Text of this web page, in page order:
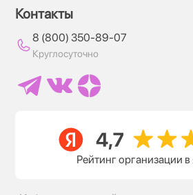
Контакты
8 (800) 350-89-07
Круглосуточно
Рейтинг организации в